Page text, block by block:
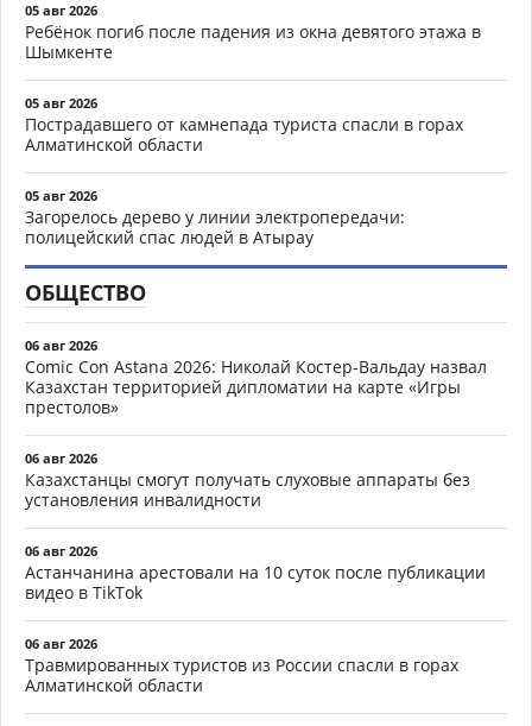
05 авг 2026
Ребёнок погиб после падения из окна девятого этажа в
Шымкенте
05 авг 2026
Пострадавшего от камнепада туриста спасли в горах
Алматинской области
05 авг 2026
Загорелось дерево у линии электропередачи:
полицейский спас людей в Атырау
ОБЩЕСТВО
06 авг 2026
Comic Con Astana 2026: Николай Костер-Вальдау назвал
Казахстан территорией дипломатии на карте «Игры
престолов»
06 авг 2026
Казахстанцы смогут получать слуховые аппараты без
установления инвалидности
06 авг 2026
Астанчанина арестовали на 10 суток после публикации
видео в TikTok
06 авг 2026
Травмированных туристов из России спасли в горах
Алматинской области